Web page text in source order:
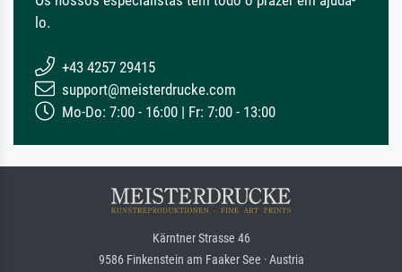
lo.
+43 4257 29415
support@meisterdrucke.com
Mo-Do: 7:00 - 16:00 | Fr: 7:00 - 13:00
Kärntner Strasse 46
9586 Finkenstein am Faaker See · Austria